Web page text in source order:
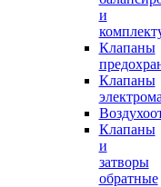
и
Клапаны
Клапаны
Клапаны
и
затворы
обратные